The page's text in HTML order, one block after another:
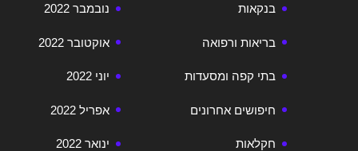
נובמבר 2022
אוקטובר 2022
יוני 2022
אפריל 2022
ינואר 2022
בנקאות
בריאות ורפואה
בתי קפה ומסעדות
חיפושים אחרונים
חקלאות